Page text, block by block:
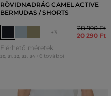
RÖVIDNADRÁG CAMEL ACTIVE
BERMUDAS / SHORTS
+3
28 990 Ft
20 290 Ft
Elérhető méretek:
30, 31 32 33 34 +6 további